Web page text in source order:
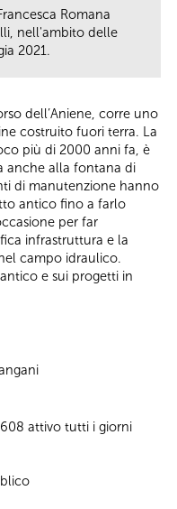
Romana
nell'ambito delle
2021.
dell’Aniene, corre uno
costruito fuori terra. La
più di 2000 anni fa, è
anche alla fontana di
di manutenzione hanno
antico fino a farlo
per far
infrastruttura e la
campo idraulico.
e sui progetti in
attivo tutti i giorni